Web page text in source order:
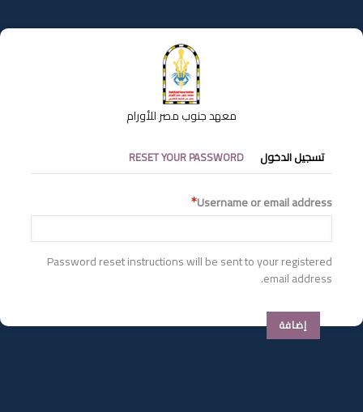
إلى
المحتوى
معهد جنوب مصر للأورام
التبويبات
الأساسية
تسجيل الدخول RESET YOUR PASSWORD
Username or email address
Password reset instructions will be sent to your registered
email address.